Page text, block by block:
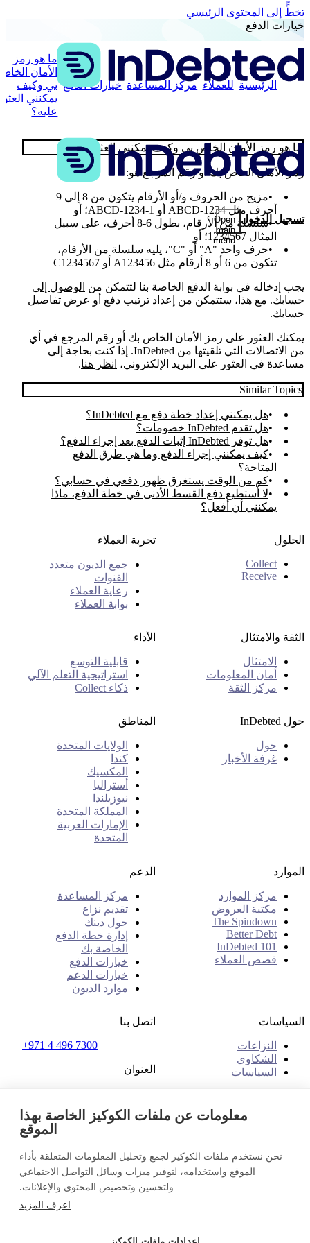
تخطٍّ إلى المحتوى الرئيسي
تسجيل الدخول Open
main
menu
خيارات الدفع
الرئيسية للعملاء مركز المساعدة خيارات الدفع
ما هو رمز
الأمان
بي وكيف
يمكنني
عليه؟
ما هو رمز الأمان الخاص بي وكيف يمكنني العثور عليه؟
رمز الأمان الخاص بك أو رقم المرجع هو:
مزيج من الحروف و/أو الأرقام يتكون من 8 إلى 9
أحرف مثل ABCD-1234 أو 1-ABCD-1234؛ أو
سلسلة من الأرقام، بطول 6-8 أحرف، على سبيل
المثال 1234567؛ أو
حرف واحد "A" أو "C"، يليه سلسلة من الأرقام،
تتكون من 6 أو 8 أرقام مثل A123456 أو C1234567
يجب إدخاله في بوابة الدفع الخاصة بنا لتتمكن من الوصول إلى
حسابك. مع هذا، ستتمكن من إعداد ترتيب دفع أو عرض تفاصيل
حسابك.
يمكنك العثور على رمز الأمان الخاص بك أو رقم المرجع في أي
من الاتصالات التي تلقيتها من InDebted. إذا كنت بحاجة إلى
مساعدة في العثور على البريد الإلكتروني، انظر هنا.
Similar Topics
هل يمكنني إعداد خطة دفع مع InDebted؟
هل تقدم InDebted خصومات؟
هل توفر InDebted إثبات الدفع بعد إجراء الدفع؟
كيف يمكنني إجراء الدفع وما هي طرق الدفع
المتاحة؟
كم من الوقت يستغرق ظهور دفعي في حسابي؟
لا أستطيع دفع القسط الأدنى في خطة الدفع، ماذا
يمكنني أن أفعل؟
الحلول
Collect
Receive
تجربة العملاء
جمع الديون متعدد
القنوات
رعاية العملاء
بوابة العملاء
الثقة والامتثال
الامتثال
أمان المعلومات
مركز الثقة
الأداء
قابلية التوسع
استراتيجية التعلم الآلي
ذكاء Collect
حول InDebted
حول
غرفة الأخبار
المناطق
الولايات المتحدة
كندا
المكسيك
أستراليا
نيوزيلندا
المملكة المتحدة
الإمارات العربية
المتحدة
الموارد
مركز الموارد
مكتبة العروض
The Spindown
Better Debt
InDebted 101
قصص العملاء
الدعم
مركز المساعدة
تقديم نزاع
حول دينك
إدارة خطة الدفع
الخاصة بك
خيارات الدفع
خيارات الدعم
موارد الديون
السياسات
النزاعات
الشكاوى
السياسات
اتصل بنا
+971 4 496 7300
العنوان
الأول
ذا بليس - بي ون مول
الإمارات العربية المتحدة (عربي)
تواصل معنا
تسجيل الدخول
معلومات عن ملفات الكوكيز الخاصة بهذا
الموقع
نحن نستخدم ملفات الكوكيز لجمع وتحليل المعلومات المتعلقة بأداء
الموقع واستخدامه، لتوفير ميزات وسائل التواصل الاجتماعي
ولتحسين وتخصيص المحتوى والإعلانات.
اعرف المزيد